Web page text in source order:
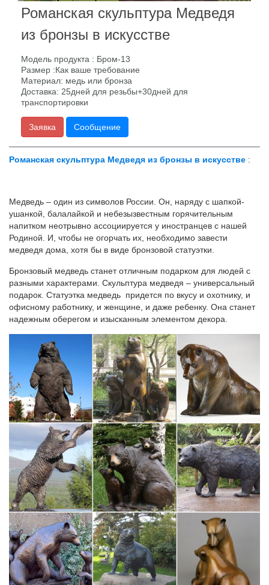
Романская скульптура Медведя
из бронзы в искусстве
Модель продукта : Бром-13
Размер :Как ваше требование
Материал: медь или бронза
Доставка: 25дней для резьбы+30дней для
транспортировки
Заявка Сообщение
Романская скульптура Медведя из бронзы в искусстве :
Медведь – один из символов России. Он, наряду с шапкой-
ушанкой, балалайкой и небезызвестным горячительным
напитком неотрывно ассоциируется у иностранцев с нашей
Родиной. И, чтобы не огорчать их, необходимо завести
медведя дома, хотя бы в виде бронзовой статуэтки.
Бронзовый медведь станет отличным подарком для людей с
разными характерами. Скульптура медведя – универсальный
подарок. Статуэтка медведь придется по вкусу и охотнику, и
офисному работнику, и женщине, и даже ребенку. Она станет
надежным оберегом и изысканным элементом декора.